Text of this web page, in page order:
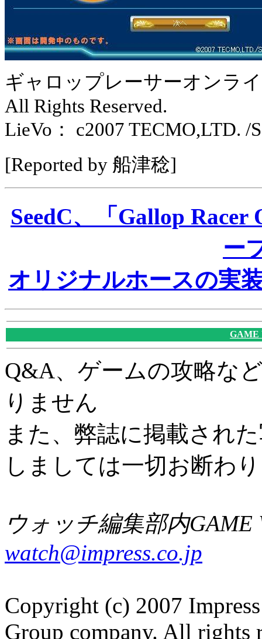
ギャロップレーサーオンライ
All Rights Reserved.
LieVo： c2007 TECMO,LTD. /
[Reported by 船津稔]
SeedC、「Gallop
ー
オリジナルホースの実
GAME
Q&A、ゲームの攻略な
りません
また、弊誌に掲載され
しましては一切お断わ
ウォッチ編集部内GAME
watch@impress.co.jp
Copyright (c) 2007
Group company. All rights